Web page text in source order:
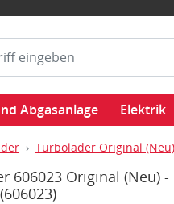
Abgasanlage Elektrik
Turbolader Original (Neu)
606023 Original (Neu) -
(606023)